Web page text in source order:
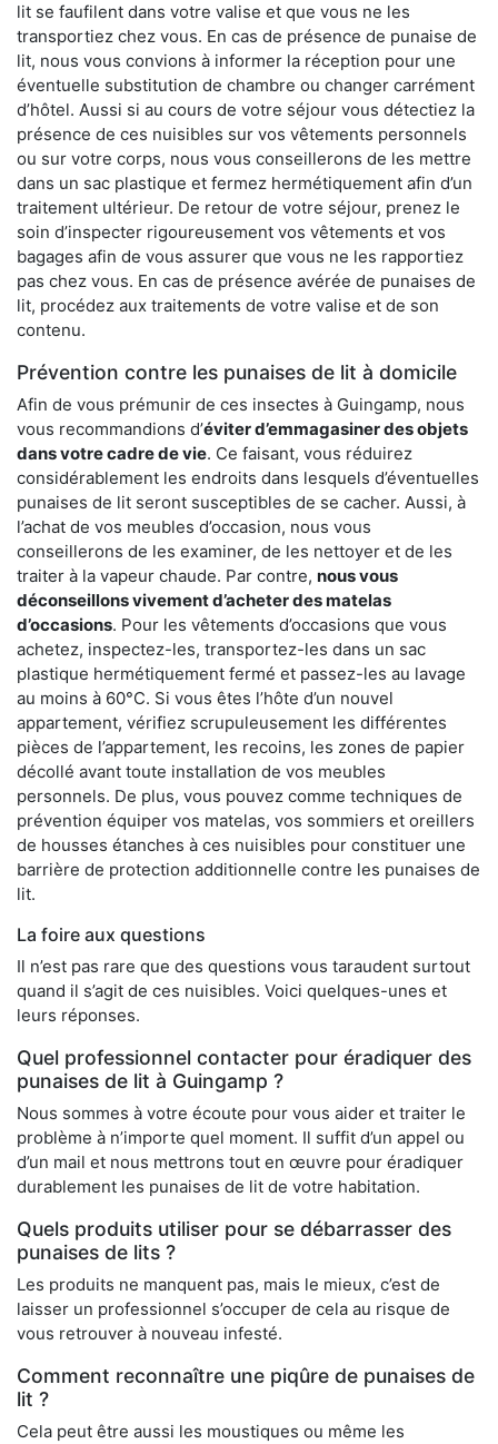
lit se faufilent dans votre valise et que vous ne les
transportiez chez vous. En cas de présence de punaise de
lit, nous vous convions à informer la réception pour une
éventuelle substitution de chambre ou changer carrément
d’hôtel. Aussi si au cours de votre séjour vous détectiez la
présence de ces nuisibles sur vos vêtements personnels
ou sur votre corps, nous vous conseillerons de les mettre
dans un sac plastique et fermez hermétiquement afin d’un
traitement ultérieur. De retour de votre séjour, prenez le
soin d’inspecter rigoureusement vos vêtements et vos
bagages afin de vous assurer que vous ne les rapportiez
pas chez vous. En cas de présence avérée de punaises de
lit, procédez aux traitements de votre valise et de son
contenu.
Prévention contre les punaises de lit à domicile
Afin de vous prémunir de ces insectes à Guingamp, nous
vous recommandions d’éviter d’emmagasiner des objets
dans votre cadre de vie. Ce faisant, vous réduirez
considérablement les endroits dans lesquels d’éventuelles
punaises de lit seront susceptibles de se cacher. Aussi, à
l’achat de vos meubles d’occasion, nous vous
conseillerons de les examiner, de les nettoyer et de les
traiter à la vapeur chaude. Par contre, nous vous
déconseillons vivement d’acheter des matelas
d’occasions. Pour les vêtements d’occasions que vous
achetez, inspectez-les, transportez-les dans un sac
plastique hermétiquement fermé et passez-les au lavage
au moins à 60°C. Si vous êtes l’hôte d’un nouvel
appartement, vérifiez scrupuleusement les différentes
pièces de l’appartement, les recoins, les zones de papier
décollé avant toute installation de vos meubles
personnels. De plus, vous pouvez comme techniques de
prévention équiper vos matelas, vos sommiers et oreillers
de housses étanches à ces nuisibles pour constituer une
barrière de protection additionnelle contre les punaises de
lit.
La foire aux questions
Il n’est pas rare que des questions vous taraudent surtout
quand il s’agit de ces nuisibles. Voici quelques-unes et
leurs réponses.
Quel professionnel contacter pour éradiquer des
punaises de lit à Guingamp ?
Nous sommes à votre écoute pour vous aider et traiter le
problème à n’importe quel moment. Il suffit d’un appel ou
d’un mail et nous mettrons tout en œuvre pour éradiquer
durablement les punaises de lit de votre habitation.
Quels produits utiliser pour se débarrasser des
punaises de lits ?
Les produits ne manquent pas, mais le mieux, c’est de
laisser un professionnel s’occuper de cela au risque de
vous retrouver à nouveau infesté.
Comment reconnaître une piqûre de punaises de
lit ?
Cela peut être aussi les moustiques ou même les